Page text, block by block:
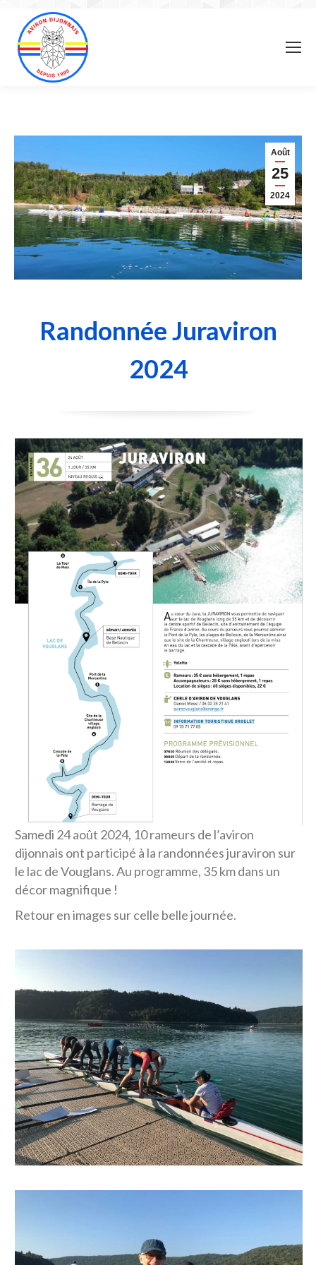
Août
25
2024
Randonnée Juraviron
2024
Samedi 24 août 2024, 10 rameurs de l’aviron
dijonnais ont participé à la randonnées juraviron sur
le lac de Vouglans. Au programme, 35 km dans un
décor magnifique !
Retour en images sur celle belle journée.